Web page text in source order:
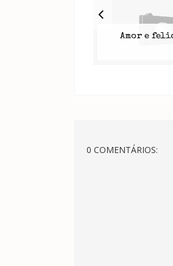
Amor e
0 COMENTÁRIOS: